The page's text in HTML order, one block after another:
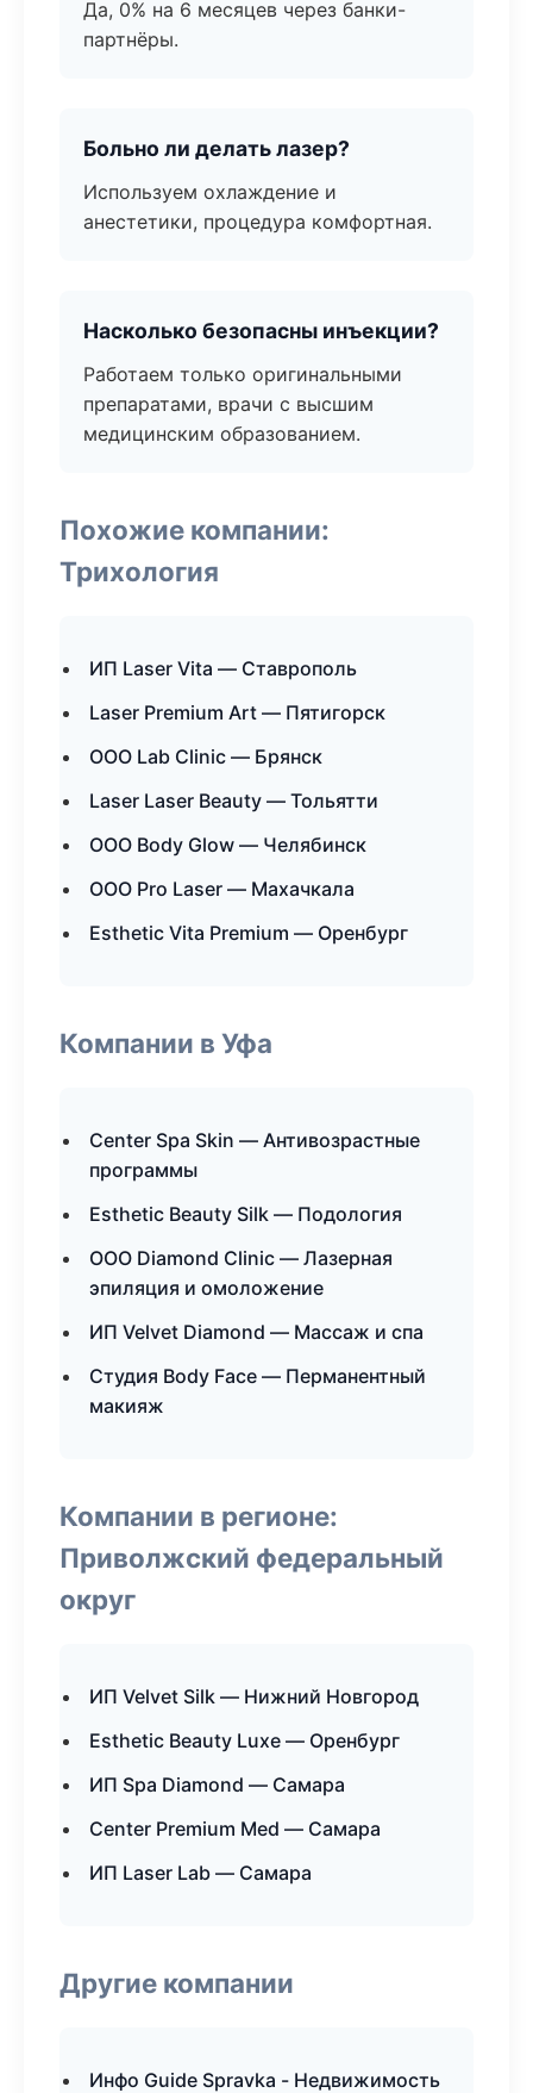
Да, 0% на 6 месяцев через банки-
партнёры.
Больно ли делать лазер?
Используем охлаждение и
анестетики, процедура комфортная.
Насколько безопасны инъекции?
Работаем только оригинальными
препаратами, врачи с высшим
медицинским образованием.
Похожие компании:
Трихология
ИП Laser Vita — Ставрополь
Laser Premium Art — Пятигорск
ООО Lab Clinic — Брянск
Laser Laser Beauty — Тольятти
ООО Body Glow — Челябинск
ООО Pro Laser — Махачкала
Esthetic Vita Premium — Оренбург
Компании в Уфа
Center Spa Skin — Антивозрастные
программы
Esthetic Beauty Silk — Подология
ООО Diamond Clinic — Лазерная
эпиляция и омоложение
ИП Velvet Diamond — Массаж и спа
Студия Body Face — Перманентный
макияж
Компании в регионе:
Приволжский федеральный
округ
ИП Velvet Silk — Нижний Новгород
Esthetic Beauty Luxe — Оренбург
ИП Spa Diamond — Самара
Center Premium Med — Самара
ИП Laser Lab — Самара
Другие компании
Инфо Guide Spravka - Недвижимость